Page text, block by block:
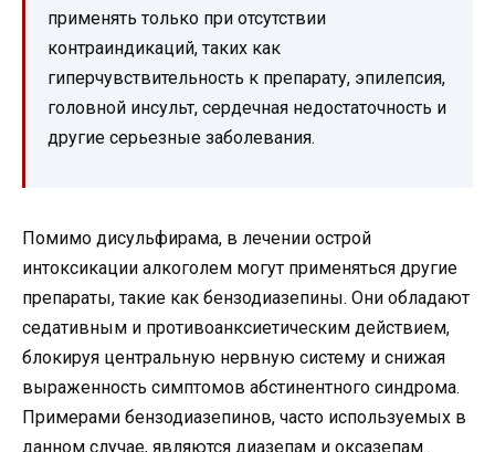
применять только при отсутствии
контраиндикаций, таких как
гиперчувствительность к препарату, эпилепсия,
головной инсульт, сердечная недостаточность и
другие серьезные заболевания.
Помимо дисульфирама, в лечении острой
интоксикации алкоголем могут применяться другие
препараты, такие как бензодиазепины. Они обладают
седативным и противоанксиетическим действием,
блокируя центральную нервную систему и снижая
выраженность симптомов абстинентного синдрома.
Примерами бензодиазепинов, часто используемых в
данном случае, являются диазепам и оксазепам.